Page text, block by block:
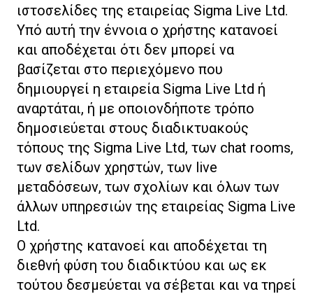
ιστοσελίδες της εταιρείας Sigma Live Ltd.
Υπό αυτή την έννοια ο χρήστης κατανοεί
και αποδέχεται ότι δεν μπορεί να
βασίζεται στο περιεχόμενο που
δημιουργεί η εταιρεία Sigma Live Ltd ή
αναρτάται, ή με οποιονδήποτε τρόπο
δημοσιεύεται στους διαδικτυακούς
τόπους της Sigma Live Ltd, των chat rooms,
των σελίδων χρηστών, των live
μεταδόσεων, των σχολίων και όλων των
άλλων υπηρεσιών της εταιρείας Sigma Live
Ltd.
Ο χρήστης κατανοεί και αποδέχεται τη
διεθνή φύση του διαδικτύου και ως εκ
τούτου δεσμεύεται να σέβεται και να τηρεί